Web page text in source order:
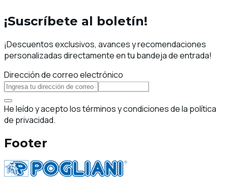
¡Suscríbete al boletín!
¡Descuentos exclusivos, avances y recomendaciones
personalizadas directamente en tu bandeja de entrada!
Dirección de correo electrónico
He leído y acepto los términos y condiciones de la política
de privacidad.
Footer